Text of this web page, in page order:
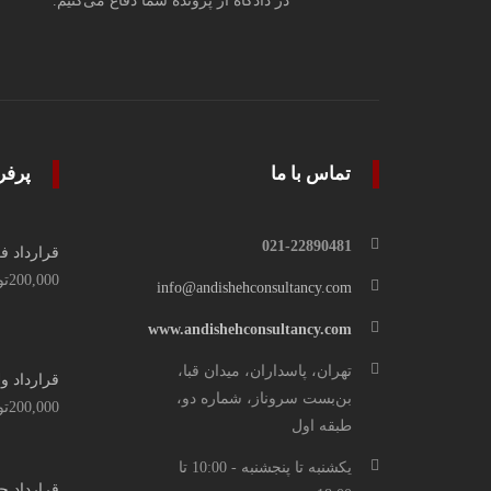
200,000
قرارداد
200,000
تماس با ما
021-22890481
info@andishehconsultancy.com
www.andishehconsultancy.com
تهران، پاسداران، میدان قبا،
بن‌بست سروناز، شماره دو،
طبقه اول
یکشنبه تا پنجشنبه - 10:00 تا